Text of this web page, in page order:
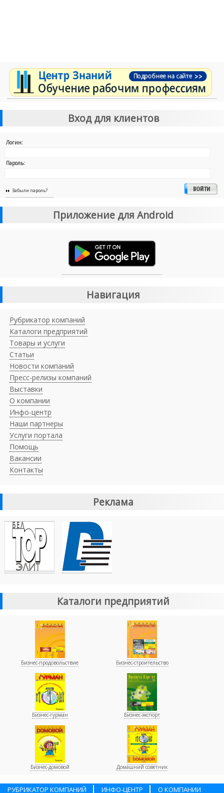
Вход для клиентов
Логин:
Пароль:
Забыли пароль?
Приложение для Android
Навигация
Рубрикатор компаний
Каталоги предприятий
Товары и услуги
Статьи
Новости компаний
Пресс-релизы компаний
Выставки
О компании
Инфо-центр
Наши партнеры
Услуги портала
Помощь
Вакансии
Контакты
Реклама
Каталоги предприятий
Бизнес-продовольствие Бизнес-строительство
Бизнес-гурман Бизнес-экспорт
Бизнес-домовой Домашний советник
РУБРИКАТОР КОМПАНИЙ ИНФО-ЦЕНТР О КОМПАНИИ